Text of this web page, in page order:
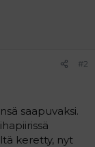
#2
saapuvaksi.
keretty, nyt